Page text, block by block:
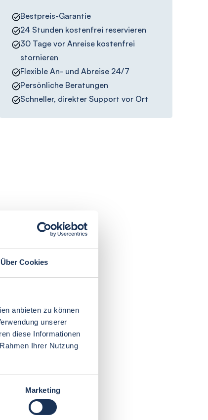
Über Cookies
anbieten zu können
unserer
diese Informationen
Ihrer Nutzung
Marketing
Bestpreis-Garantie
24 Stunden kostenfrei reservieren
30 Tage vor Anreise kostenfrei
stornieren
Flexible An- und Abreise 24/7
Persönliche Beratungen
Schneller, direkter Support vor Ort